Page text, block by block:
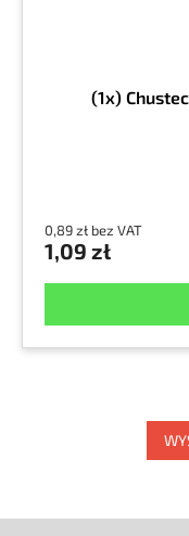
(1x)
0,89 zł bez VAT
1,09 zł